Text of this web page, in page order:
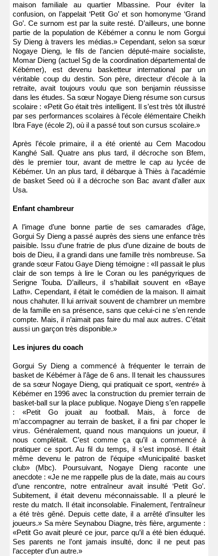
maison familiale au quartier Mbassine. Pour éviter la
confusion, on l’appelait ‘Petit Go’ et son homonyme ‘Grand
Go’. Ce surnom est par la suite resté. D’ailleurs, une bonne
partie de la population de Kébémer a connu le nom Gorgui
Sy Dieng à travers les médias.» Cependant, selon sa sœur
Nogaye Dieng, le fils de l’ancien député-maire socialiste,
Momar Dieng (actuel Sg de la coordination départemental de
Kébémer), est devenu basketteur international par un
véritable coup du destin. Son père, directeur d’école à la
retraite, avait toujours voulu que son benjamin réussisse
dans les études. Sa sœur Nogaye Dieng résume son cursus
scolaire : «Petit Go était très intelligent. Il s’est très tôt illustré
par ses performances scolaires à l’école élémentaire Cheikh
Ibra Faye (école 2), où il a passé tout son cursus scolaire.»
Après l’école primaire, il a été orienté au Cem Macodou
Kanghé Sall. Quatre ans plus tard, il décroche son Bfem,
dès le premier tour, avant de mettre le cap au lycée de
Kébémer. Un an plus tard, il débarque à Thiès à l’académie
de basket Seed où il a décroche son Bac avant d’aller aux
Usa.
Enfant chambreur
A l’image d’une bonne partie de ses camarades d’âge,
Gorgui Sy Dieng a passé auprès des siens une enfance très
paisible. Issu d’une fratrie de plus d’une dizaine de bouts de
bois de Dieu, il a grandi dans une famille très nombreuse. Sa
grande sœur Fatou Gaye Dieng témoigne : «Il passait le plus
clair de son temps à lire le Coran ou les panégyriques de
Serigne Touba. D’ailleurs, il s’habillait souvent en «Baye
Lath». Cependant, il était le comédien de la maison. Il aimait
nous chahuter. Il lui arrivait souvent de chambrer un membre
de la famille en sa présence, sans que celui-ci ne s’en rende
compte. Mais, il n’aimait pas faire du mal aux autres. C’était
aussi un garçon très disponible.»
Les injures du coach
Gorgui Sy Dieng a commencé à fréquenter le terrain de
basket de Kébémer à l’âge de 6 ans. Il tenait les chaussures
de sa sœur Nogaye Dieng, qui pratiquait ce sport, «entré» à
Kébémer en 1996 avec la construction du premier terrain de
basket-ball sur la place publique. Nogaye Dieng s’en rappelle
: «Petit Go jouait au football. Mais, à force de
m’accompagner au terrain de basket, il a fini par choper le
virus. Généralement, quand nous manquions un joueur, il
nous complétait. C’est comme ça qu’il a commencé à
pratiquer ce sport. Au fil du temps, il s’est imposé. Il était
même devenu le patron de l’équipe «Municipalité basket
club» (Mbc). Poursuivant, Nogaye Dieng raconte une
anecdote : «Je ne me rappelle plus de la date, mais au cours
d’une rencontre, notre entraîneur avait insulté ‘Petit Go’.
Subitement, il était devenu méconnaissable. Il a pleuré le
reste du match. Il était inconsolable. Finalement, l’entraîneur
a été très gêné. Depuis cette date, il a arrêté d’insulter les
joueurs.» Sa mère Seynabou Diagne, très fière, argumente :
«Petit Go avait pleuré ce jour, parce qu’il a été bien éduqué.
Ses parents ne l’ont jamais insulté, donc il ne peut pas
l’accepter d’un autre.»